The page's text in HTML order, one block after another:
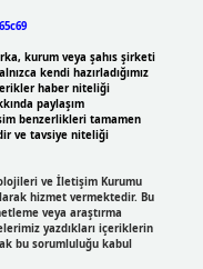
kurum veya şahıs şirketi
kendi hazırladığımız
haber niteliği
paylaşım
benzerlikleri tamamen
ve tavsiye niteliği
ve İletişim Kurumu
hizmet vermektedir. Bu
veya araştırma
yazdıkları içeriklerin
bu sorumluluğu kabul